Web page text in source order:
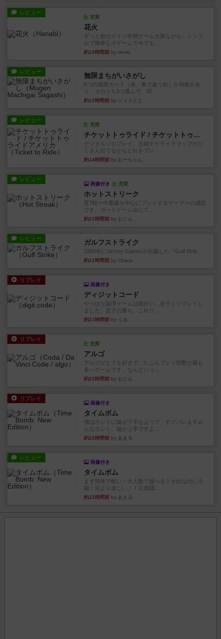
レビュー
充実
花火
ずっと前のドイツ年間ゲーム大賞ながら、シンプ
ルで簡単な小ゲームで今でも...
約10時間前 by tamio
レビュー 無限まちがいさがし
6つの場面カード（表、裏で違う絵）が何枚かあ
り、そのうち3つ選んで、同...
約12時間前 by ジェイとと
レビュー
充実
チケットトゥライド / チケットトゥライドアメリカ
デジタルソロプレイ。元祖チケライ？マップがた
くさん出てるからどれをプレ...
約14時間前 by おーちゃん
レビュー
画像付き 充実
ホットストリーク
星7軽〜中量級を中心にプレイするゲーマーの感想
です。ボードゲーム会にて...
約21時間前 by おとん
レビュー ガルフストライク
1983年にVictory Gamesが出版した『Gulf Strik...
約21時間前 by Chaco
リプレイ
画像付き
ディジットコード
やっぱり論理ゲームは面白い。息子とリプレイし
ました。息子の勝ち。これリ...
約21時間前 by くみ
リプレイ
充実
アルゴ
アルゴがとても好きで、たぶんプレイ回数が最も
多いゲームです。なんといっ...
約22時間前 by おとん
リプレイ
画像付き
タイムボム
僕はホントに嘘が下手なようで、すぐバレますみ
んなホント、嘘が上手ですよ...
約22時間前 by あまる
レビュー
画像付き
タイムボム
まず簡単で軽い！大人数で遊べる！それなのに小
箱！何より楽しい！！正体隠...
約22時間前 by あまる